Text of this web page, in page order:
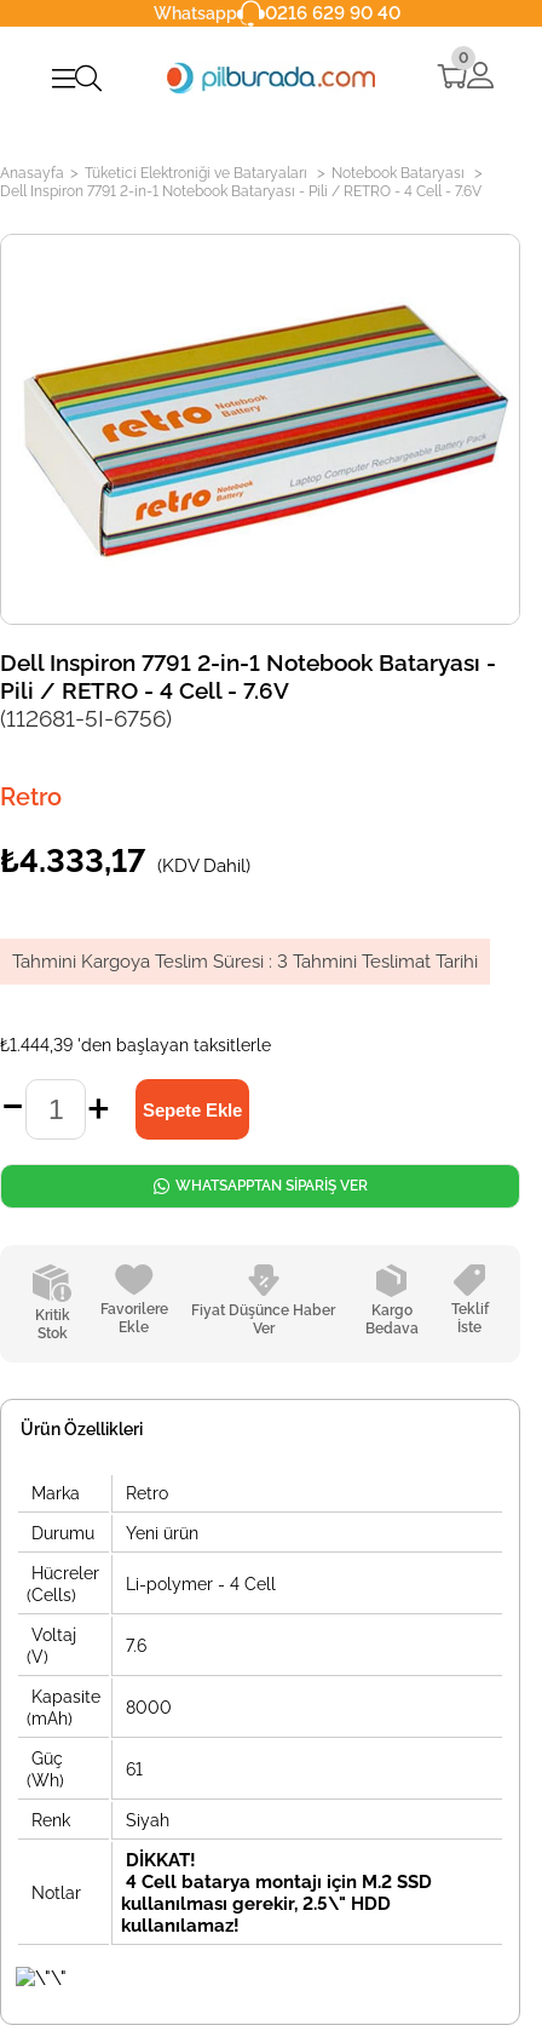
Whatsapp 0216 629 90 40
0
Anasayfa > Tüketici Elektroniği ve Bataryaları > Notebook Bataryası >
Dell Inspiron 7791 2-in-1 Notebook Bataryası - Pili / RETRO - 4 Cell - 7.6V
Dell Inspiron 7791 2-in-1 Notebook Bataryası -
Pili / RETRO - 4 Cell - 7.6V
(112681-5I-6756)
Retro
₺4.333,17 (KDV Dahil)
Tahmini Kargoya Teslim Süresi : 3 Tahmini Teslimat Tarihi
₺1.444,39 'den başlayan taksitlerle
Kritik
Stok
Favorilere
Ekle
Fiyat Düşünce Haber
Ver
Kargo
Bedava
Teklif
İste
WHATSAPPTAN SİPARİŞ VER
Ürün Özellikleri
Marka Retro
Durumu Yeni ürün
Hücreler
(Cells)
Li-polymer - 4 Cell
Voltaj
(V)
7.6
Kapasite
(mAh)
8000
Güç
(Wh)
61
Renk Siyah
Notlar
DİKKAT!
4 Cell batarya montajı için M.2 SSD
kullanılması gerekir, 2.5\" HDD
kullanılamaz!